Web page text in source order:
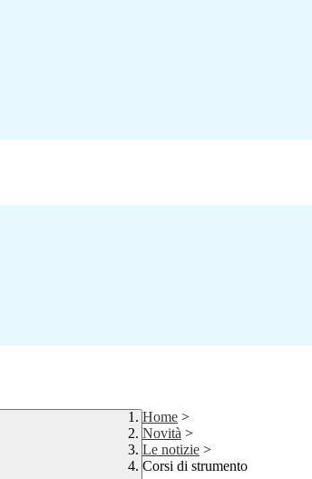
Home >
Novità >
Le notizie >
Corsi di strumento